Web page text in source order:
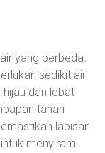
yang berbeda.
sedikit air
dan lebat
tanah
lapisan
menyiram.